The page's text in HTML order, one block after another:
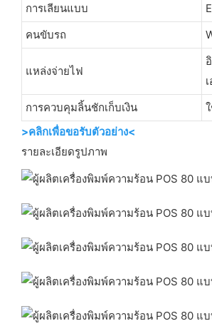
การเลียนแบบ
คนขับรถ
แหล่งจ่ายไฟ
การควบคุมลิ้นชักเก็บเงิน
>คลิกเพื่อขอรับตัวอย่าง<
รายละเอียดรูปภาพ